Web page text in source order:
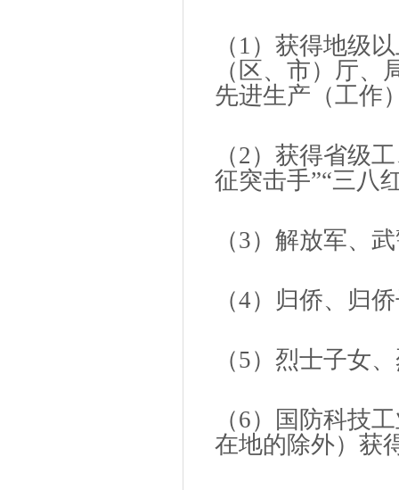
（1）获得地级
（区、市）厅
先进生产（工作
（2）获得省级
征突击手”“三八
（3）解放军、
（4）归侨、归
（5）烈士子女
（6）国防科技
在地的除外）获